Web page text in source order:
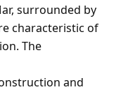
surrounded by
characteristic of
The
and